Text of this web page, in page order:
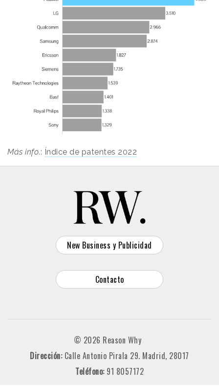
Más info.: Índice de patentes 2022
New Business y Publicidad
Contacto
© 2026 Reason Why
Dirección: Calle Antonio Pirala 29. Madrid, 28017
Teléfono: 91 8057172